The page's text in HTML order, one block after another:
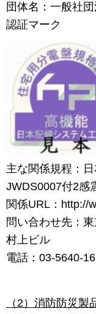
団体名：一般社
認証マーク
主な関係規程：
JWDS0007付2感
関係URL：http://
問い合わせ先：
村上ビル
電話：03-5640-
（2）消防防災製